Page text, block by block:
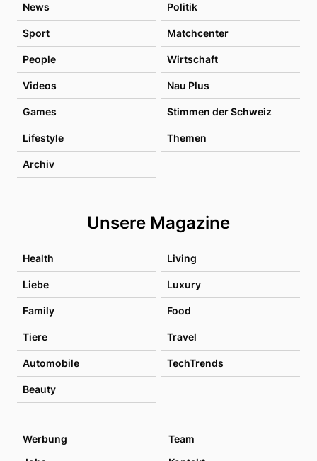
News Politik
Sport Matchcenter
People Wirtschaft
Videos Nau Plus
Games Stimmen der Schweiz
Lifestyle Themen
Archiv
Unsere Magazine
Health Living
Liebe Luxury
Family Food
Tiere Travel
Automobile TechTrends
Beauty
Werbung
Team